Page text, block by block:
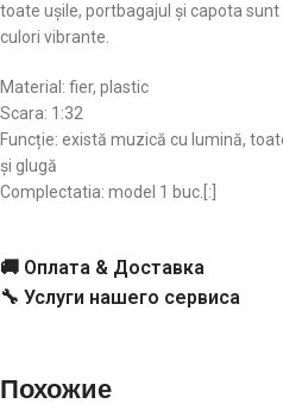
toate ușile, portbagajul și capota sunt
culori vibrante.
Material: fier, plastic
Scara: 1:32
Funcție: există muzică cu lumină,
și glugă
Complectatia: model 1 buc. [:]
🚚 Оплата & Доставка
🔧 Услуги нашего сервиса
Похожие